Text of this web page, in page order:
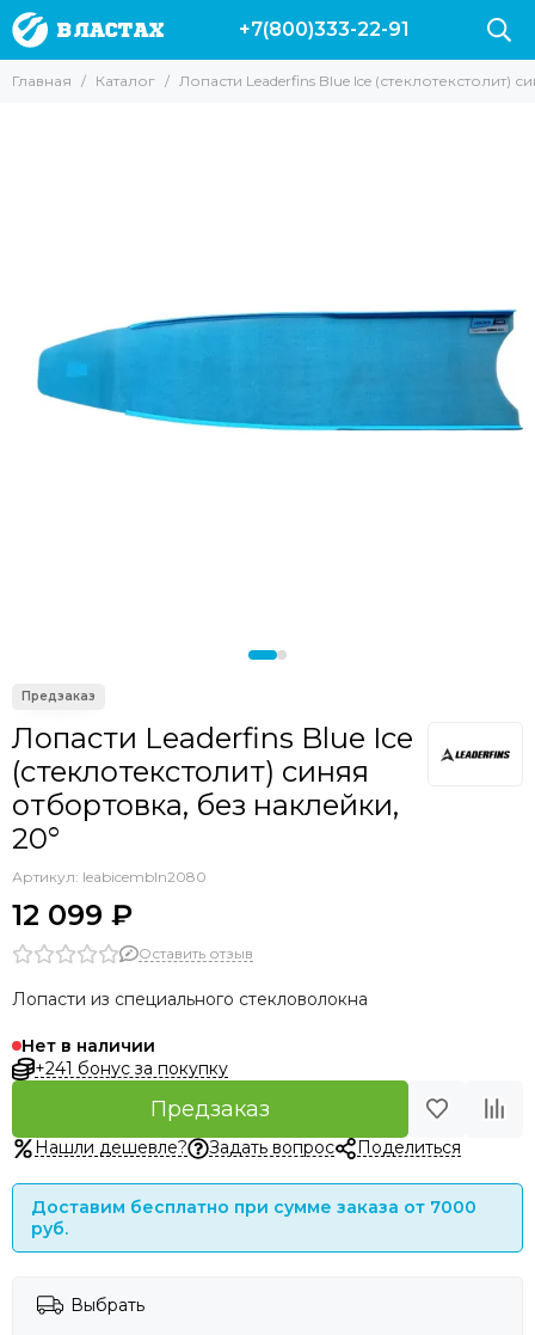
+7(800)333-22-91
Главная Каталог Лопасти Leaderfins Blue Ice (стеклотекстолит)
Лопасти Leaderfins Blue Ice
(стеклотекстолит) синяя
отбортовка, без наклейки,
20°
Артикул: leabicembln2080
12 099 ₽
Оставить отзыв
Лопасти из специального стекловолокна
Нет в наличии
+241 бонус за покупку
Предзаказ
Нашли дешевле? Задать вопрос Поделиться
Доставим бесплатно при сумме заказа от 7000
руб.
Выбрать